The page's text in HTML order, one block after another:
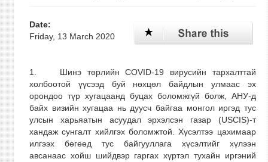
Date:
Friday, 13 March 2020
1. Шинэ төрлийн COVID-19 вирусийн тархалттай
холбоотой үүсээд буй нөхцөл байдлын улмаас эх
орондоо түр хугацаанд буцах боломжгүй болж, АНУ-д
байх визийн хугацаа нь дуусч байгаа монгол иргэд тус
улсын харьяатын асуудал эрхэлсэн газар (USCIS)-т
хандаж сунгалт хийлгэх боломжтой. Хүсэлтээ цахимаар
илгээх бөгөөд тус байгууллага хүсэлтийг хүлээн
авсанаас хойш шийдвэр гаргах хүртэл тухайн иргэний